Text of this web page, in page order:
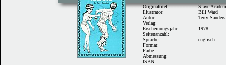
Originaltitel:
Illustrator:
Autor:
Verlag:
Slave
Bill Ward
Terry Sanders
Erscheinungsjahr:
Seitenanzahl:
Sprache:
Format:
Farbe:
Abmessung:
ISBN:
1978
englisch